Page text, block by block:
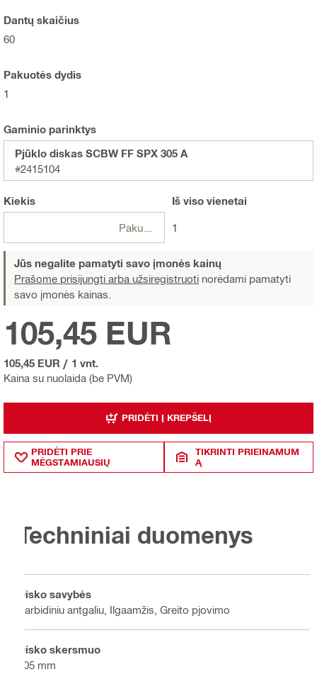
Dantų skaičius
60
Pakuotės dydis
1
Gaminio parinktys
Pjūklo diskas SCBW FF SPX 305 A
#2415104
Kiekis
Pakuotės
Iš visovienetai
1
Jūs negalite pamatyti savo įmonės kainų
Prašome prisijungti arba užsiregistruoti norėdami pamatyti
savo įmonės kainas.
Kaina su nuolaida (be PVM)
105,45 EUR
105,45 EUR / 1 vnt.
PRIDĖTI Į KREPŠELĮ
PRIDĖTI PRIE
MĖGSTAMIAUSIŲ
TIKRINTI PRIEINAMUM
Ą
Techniniai duomenys
Disko savybės
Karbidiniu antgaliu, Ilgaamžis, Greito pjovimo
Disko skersmuo
305 mm